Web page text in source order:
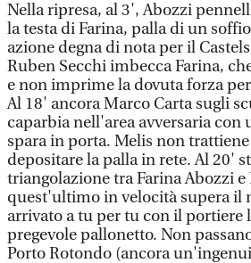
Nella ripresa, al 3', Abozzi
la testa di Farina, palla di un
azione degna di nota per il
Ruben Secchi imbecca Farina,
e non imprime la dovuta forza
Al 18' ancora Marco Carta sugli
caparbia nell'area avversaria con
spara in porta. Melis non trattiene
depositare la palla in rete. Al 20'
triangolazione tra Farina Abozzi e
quest'ultimo in velocità supera il
arrivato a tu per tu con il portiere
pregevole pallonetto. Non
Porto Rotondo (ancora